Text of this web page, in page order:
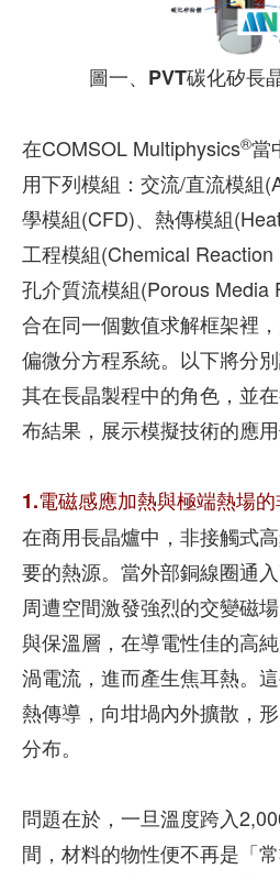
圖一、PVT碳化矽長
在COMSOL Multiphysics®當
用下列模組：交流/直流模組
學模組(CFD)、熱傳模組
工程模組(Chemical
孔介質流模組(Porous Media
合在同一個數值求解框架裡
偏微分方程系統。以下將分
其在長晶製程中的角色，並
布結果，展示模擬技術的應用
1.電磁感應加熱與極端熱場
在商用長晶爐中，非接觸式
要的熱源。當外部銅線圈通
周遭空間激發強烈的交變磁
與保溫層，在導電性佳的高
渦電流，進而產生焦耳熱。
熱傳導，向坩堝內外擴散，
分布。
問題在於，一旦溫度跨入
間，材料的物性便不再是「